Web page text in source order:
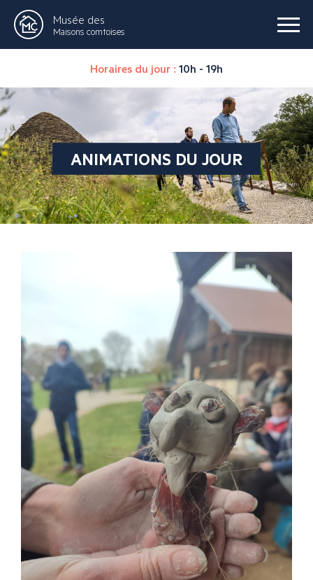
Musée des
Maisons comtoises
Horaires du jour : 10h - 19h
ANIMATIONS DU JOUR